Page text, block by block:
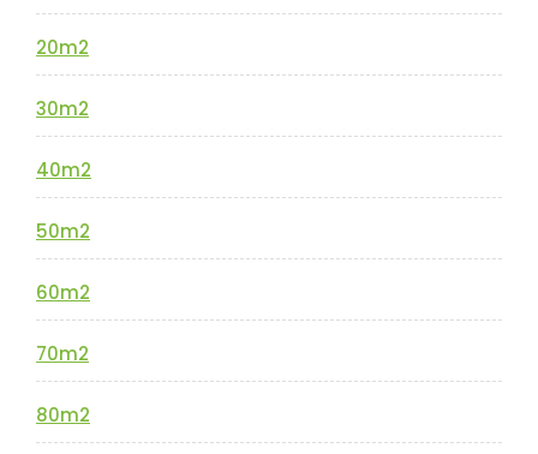
20m2
30m2
40m2
50m2
60m2
70m2
80m2